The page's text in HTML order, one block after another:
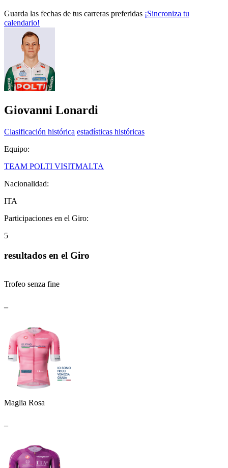
Guarda las fechas de tus carreras preferidas ¡Sincroniza tu
calendario!
Giovanni Lonardi
Clasificación histórica estadísticas históricas
Equipo:
TEAM POLTI VISITMALTA
Nacionalidad:
ITA
Participaciones en el Giro:
5
resultados en el Giro
Trofeo senza fine
Maglia Rosa